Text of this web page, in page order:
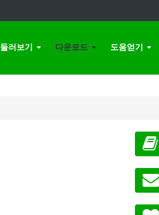
둘러보기 다운로드 도움얻기